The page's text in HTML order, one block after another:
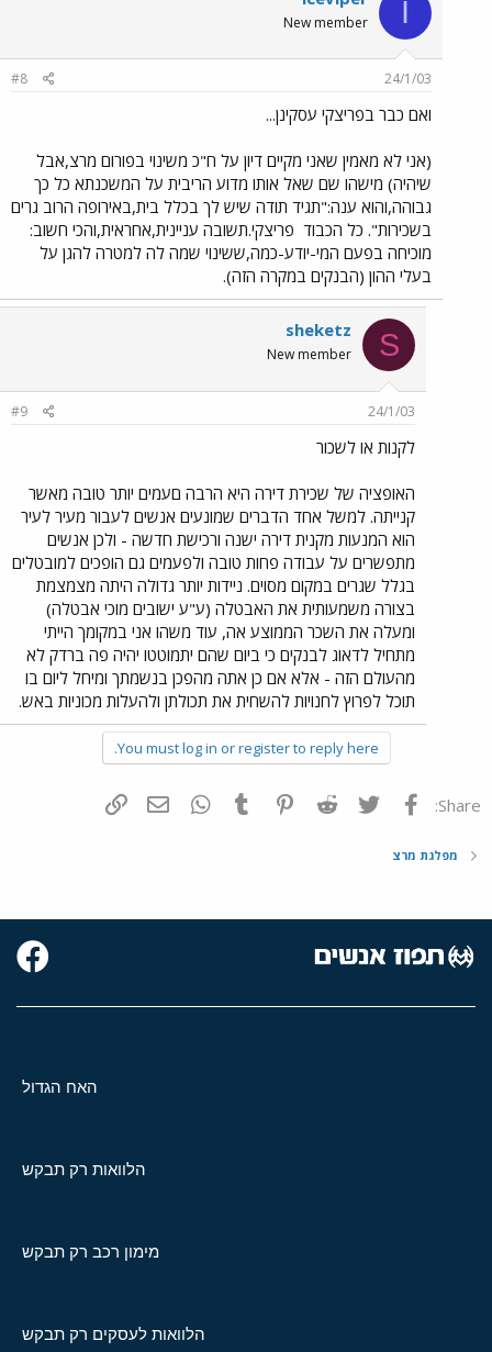
I
New member
24/1/03
#8
ואם כבר בפריצקי עסקינן...
(אני לא מאמין שאני מקיים דיון על ח"כ משינוי בפורום מרצ,אבל
שיהיה) מישהו שם שאל אותו מדוע הריבית על המשכנתא כל כך
גבוהה,והוא ענה:"תגיד תודה שיש לך בכלל בית,באירופה הרוב גרים
בשכירות". כל הכבוד פריצקי.תשובה עניינית,אחראית,והכי חשוב:
מוכיחה בפעם המי-יודע-כמה,ששינוי שמה לה למטרה להגן על
בעלי ההון (הבנקים במקרה הזה).
S
sheketz
New member
24/1/03
#9
לקנות או לשכור
האופציה של שכירת דירה היא הרבה םעמים יותר טובה מאשר
קנייתה. למשל אחד הדברים שמונעים אנשים לעבור מעיר לעיר
הוא המנעות מקנית דירה ישנה ורכישת חדשה - ולכן אנשים
מתפשרים על עבודה פחות טובה ולפעמים גם הופכים למובטלים
בגלל שגרים במקום מסוים. ניידות יותר גדולה היתה מצמצמת
בצורה משמעותית את האבטלה (ע"ע ישובים מוכי אבטלה)
ומעלה את השכר הממוצע אה, עוד משהו אני במקומך הייתי
מתחיל לדאוג לבנקים כי ביום שהם יתמוטטו יהיה פה ברדק לא
מהעולם הזה - אלא אם כן אתה מהפכן בנשמתך ומיחל ליום בו
תוכל לפרוץ לחנויות להשחית את תכולתן ולהעלות מכוניות באש.
You must log in or register to reply here.
Share: פייסבוק Twitter
Reddit
Pinterest
Tumblr
WhatsAppדואר אלקטרוני
מפלגת מרצ
האח הגדול
הלוואות רק תבקש
מימון רכב רק תבקש
הלוואות לעסקים רק תבקש